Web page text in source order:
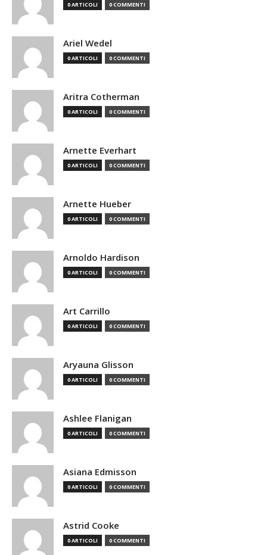
0 ARTICOLI 0 COMMENTI
Ariel Wedel
0 ARTICOLI 0 COMMENTI
Aritra Cotherman
0 ARTICOLI 0 COMMENTI
Arnette Everhart
0 ARTICOLI 0 COMMENTI
Arnette Hueber
0 ARTICOLI 0 COMMENTI
Arnoldo Hardison
0 ARTICOLI 0 COMMENTI
Art Carrillo
0 ARTICOLI 0 COMMENTI
Aryauna Glisson
0 ARTICOLI 0 COMMENTI
Ashlee Flanigan
0 ARTICOLI 0 COMMENTI
Asiana Edmisson
0 ARTICOLI 0 COMMENTI
Astrid Cooke
0 ARTICOLI 0 COMMENTI